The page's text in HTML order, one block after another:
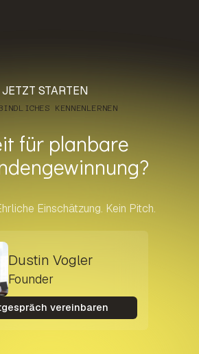
JETZT STARTEN
KENNENLERNEN
für planbare
Einschätzung. Kein Pitch.
Dustin Vogler
Founder
vereinbaren